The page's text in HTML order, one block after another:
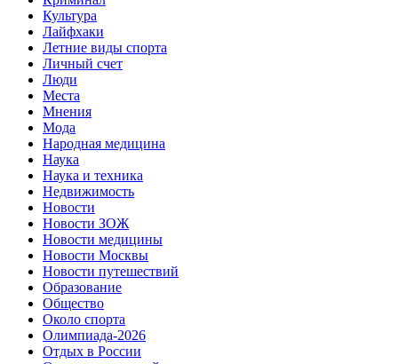
Культура
Лайфхаки
Летние виды спорта
Личный счет
Люди
Места
Мнения
Мода
Народная медицина
Наука
Наука и техника
Недвижимость
Новости
Новости ЗОЖ
Новости медицины
Новости Москвы
Новости путешествий
Образование
Общество
Около спорта
Олимпиада-2026
Отдых в России